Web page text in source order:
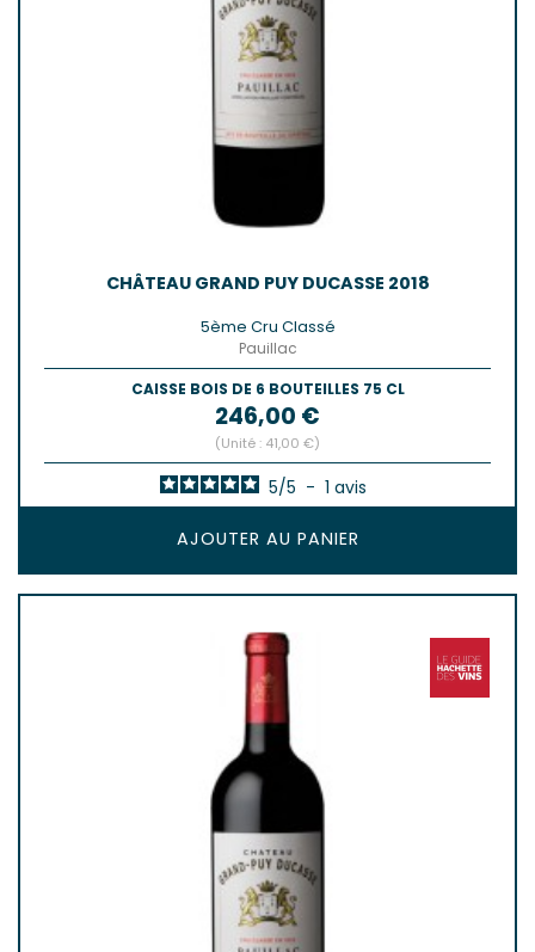
CHÂTEAU GRAND PUY DUCASSE 2018
5ème Cru Classé
Pauillac
CAISSE BOIS DE 6 BOUTEILLES 75 CL
Prix
246,00 €
(Unité : 41,00 €)
5/5 - 1 avis
AJOUTER AU PANIER